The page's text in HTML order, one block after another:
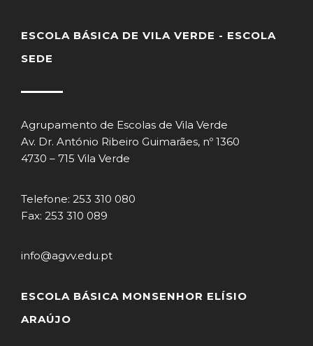
ESCOLA BÁSICA DE VILA VERDE - ESCOLA
SEDE
Agrupamento de Escolas de Vila Verde
Av. Dr. António Ribeiro Guimarães, nº 1360
4730 – 715 Vila Verde
Telefone: 253 310 080
Fax: 253 310 089
info@agvv.edu.pt
ESCOLA BÁSICA MONSENHOR ELÍSIO
ARAÚJO